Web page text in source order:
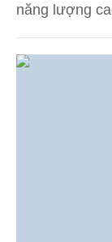
năng lượng